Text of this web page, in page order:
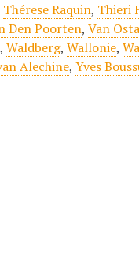
Thérese Raquin, Thieri
Den Poorten,Van
,Waldberg,Wallonie,
Alechine,Yves